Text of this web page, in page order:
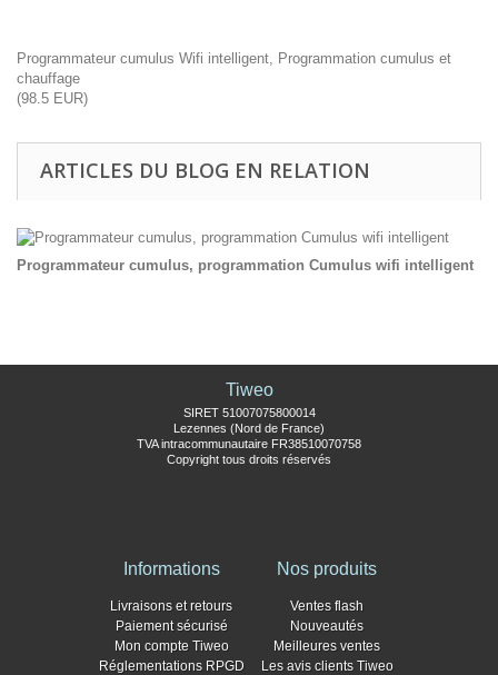
Programmateur cumulus Wifi intelligent, Programmation cumulus et
chauffage
(98.5 EUR)
ARTICLES DU BLOG EN RELATION
Programmateur cumulus, programmation Cumulus wifi intelligent
Tiweo
SIRET 51007075800014
Lezennes (Nord de France)
TVA intracommunautaire FR38510070758
Copyright tous droits réservés
Informations
Livraisons et retours
Paiement sécurisé
Mon compte Tiweo
Réglementations RPGD
Nos produits
Ventes flash
Nouveautés
Meilleures ventes
Les avis clients Tiweo